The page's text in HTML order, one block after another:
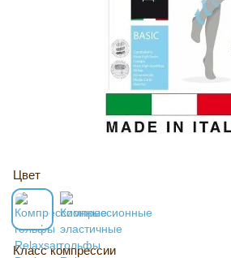
Цвет
Класс компрессии